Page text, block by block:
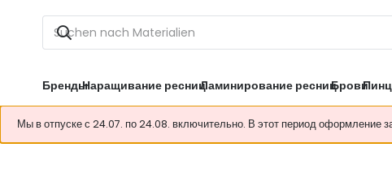
БрендыНаращивание ресницЛаминирование ресницБрови
Мы в отпуске с 24.07. по 24.08. включительно. В этот период оформление